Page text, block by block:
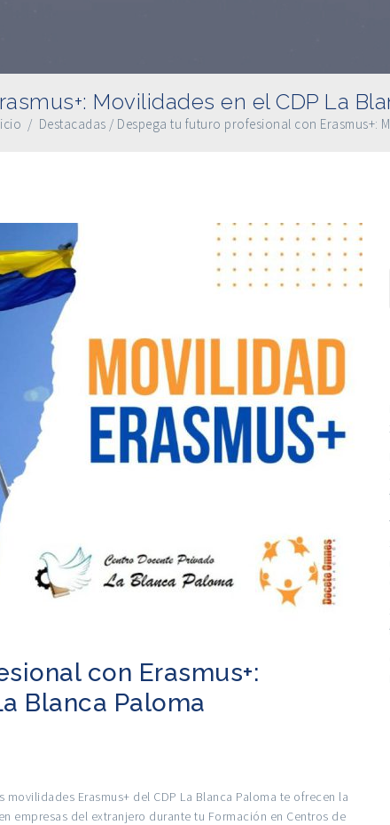
Movilidades en el CDP La
/ Destacadas / Despega tu futuro profesional con Erasmus+:
con Erasmus+:
Blanca Paloma
movilidades Erasmus+ del CDP La Blanca Paloma te ofrecen la
del extranjero durante tu Formación en Centros de